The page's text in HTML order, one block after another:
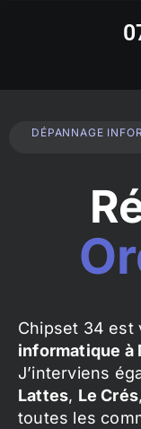
DÉPANNAGE
Chipset 34
informatique à
J’interviens
Lattes, Le Crés,
toutes les